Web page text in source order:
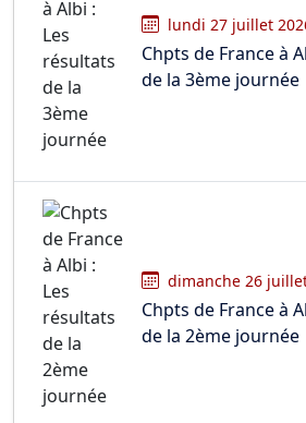
lundi 27 juillet
Chpts de France à
de la 3ème journée
dimanche 26
Chpts de France à
de la 2ème journée